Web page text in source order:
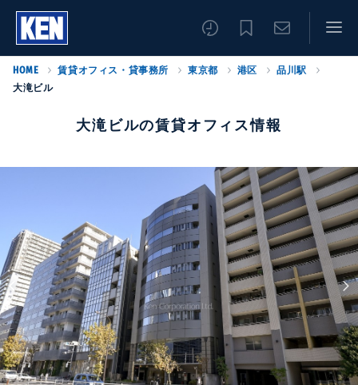
HOME 賃貸オフィス・貸事務所 東京都 港区
品川駅
大滝ビル
大滝ビルの賃貸オフィス情報